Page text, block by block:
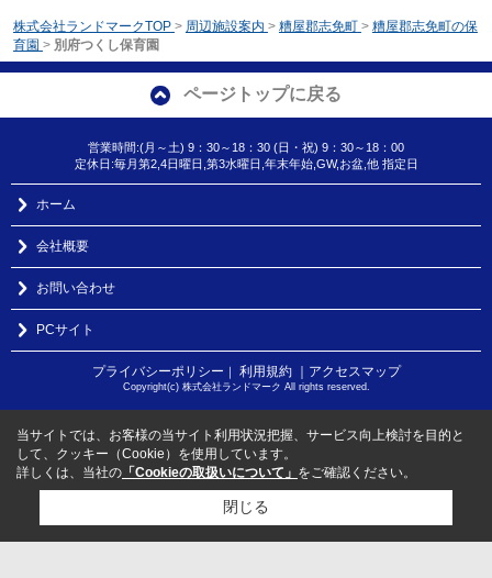
株式会社ランドマークTOP > 周辺施設案内 > 糟屋郡志免町 > 糟屋郡志免町の保
育園 > 別府つくし保育園
ページトップに戻る
営業時間:(月～土) 9：30～18：30 (日・祝) 9：30～18：00
定休日:毎月第2,4日曜日,第3水曜日,年末年始,GW,お盆,他 指定日
ホーム
会社概要
お問い合わせ
PCサイト
プライバシーポリシー ｜ 利用規約 ｜アクセスマップ
Copyright(c) 株式会社ランドマーク All rights reserved.
当サイトでは、お客様の当サイト利用状況把握、サービス向上検討を目的と
して、クッキー（Cookie）を使用しています。
詳しくは、当社の 「Cookieの取扱いについて」 をご確認ください。
閉じる